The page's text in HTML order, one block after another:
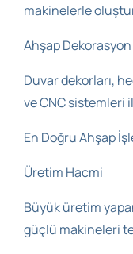
makinelerle
Ahşap
Duvar dekorları,
ve CNC sistemleri
En Doğru Ahşap
Üretim Hacmi
Büyük üretim
güçlü makineleri